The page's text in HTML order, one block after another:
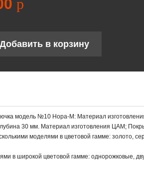
p
модель №10 Нора-М: Материал
30 мм. Материал изготовления ЦАМ;
моделями в цветовой гамме: золото,
в широкой цветовой гамме: однорожковые,